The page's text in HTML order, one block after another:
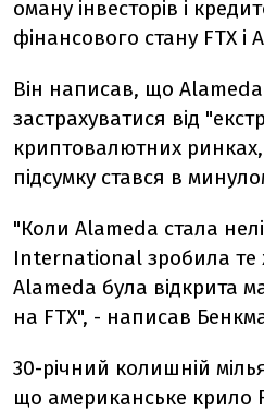
оману інвесторів і
фінансового стану FTX і
Він написав, що
застрахуватися від
криптовалютних
підсумку стався в
"Коли Alameda стала
International зробила те
Alameda була відкрита
на FTX", - написав
30-річний колишній
що американське крило